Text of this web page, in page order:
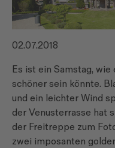
02.07.2018
Es ist ein Samstag,
schöner sein könnte.
und ein leichter Wind
der Venusterrasse hat
der Freitreppe zum
zwei imposanten